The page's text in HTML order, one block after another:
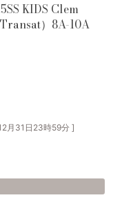
KIDS Clem
）8A-10A
月31日23時59分 ]